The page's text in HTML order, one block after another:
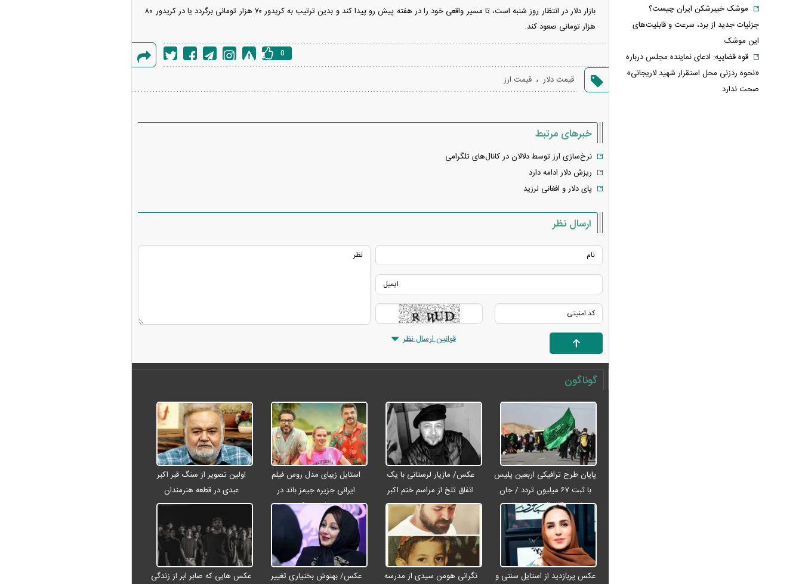
بازار دلار در انتظار روز شنبه است، تا مسیر واقعی خود را در هفته پیش رو پیدا کند و بدین ترتیب به کریدور ۷۰ هزار تومانی برگردد یا در کریدور ۸۰
هزار تومانی صعود کند.
گزارش
0
قیمت دلار ، قیمت ارز
خبرهای مرتبط
نرخ‌سازی ارز توسط دلالان در کانال‌های تلگرامی
ریزش دلار ادامه دارد
پای دلار و افغانی لرزید
ارسال نظر
قوانین ارسال نظر
گوناگون
پایان طرح ترافیکی اربعین پلیس
با ثبت ۶۷ میلیون تردد / جان
باختن ۲۴ زائر در تصادفات
اربعینی
عکس/ مازیار لرستانی با یک
اتفاق تلخ از مراسم ختم اکبر
عبدی رفت
استایل زیبای مدل روس فیلم
ایرانی جزیره جیمز باند در
اصفهان + عکس
اولین تصویر از سنگ قبر اکبر
عبدی در قطعه هنرمندان
عکس پربازدید از استایل سنتی و نگرانی هومن سیدی از مدرسه عکس/ بهنوش بختیاری تغییر عکس هایی که صابر ابر از زندگی
موشک خیبرشکن ایران چیست؟
جزئیات جدید از برد، سرعت و قابلیت‌های
این موشک
قوه قضاییه: ادعای نماینده مجلس درباره
«نحوه ردزنی محل استقرار شهید لاریجانی»
صحت ندارد